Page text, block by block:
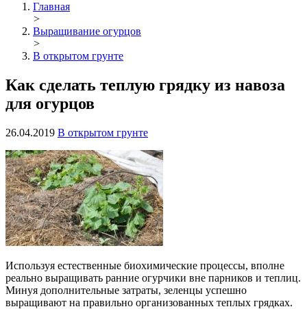
Главная
>
Выращивание огурцов
>
В открытом грунте
Как сделать теплую грядку из навоза
для огурцов
26.04.2019 В открытом грунте
Используя естественные биохимические процессы, вполне
реально выращивать ранние огурчики вне парников и теплиц.
Минуя дополнительные затраты, зеленцы успешно
выращивают на правильно организованных теплых грядках.